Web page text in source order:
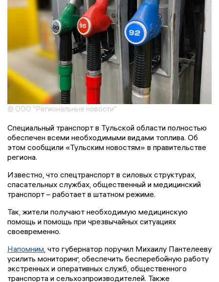
© ООО "Региональные новости"
Специальный транспорт в Тульской области полностью
обеспечен всеми необходимыми видами топлива. Об
этом сообщили «Тульским новостям» в правительстве
региона.
Известно, что спецтранспорт в силовых структурах,
спасательных службах, общественный и медицинский
транспорт – работает в штатном режиме.
Так, жители получают необходимую медицинскую
помощь и помощь при чрезвычайных ситуациях
своевременно.
Напомним , что губернатор поручил Михаилу Пантелееву
усилить мониторинг, обеспечить бесперебойную работу
экстренных и оперативных служб, общественного
транспорта и сельхозпроизводителей. Также